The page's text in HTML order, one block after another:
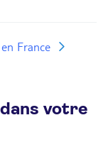
France
votre